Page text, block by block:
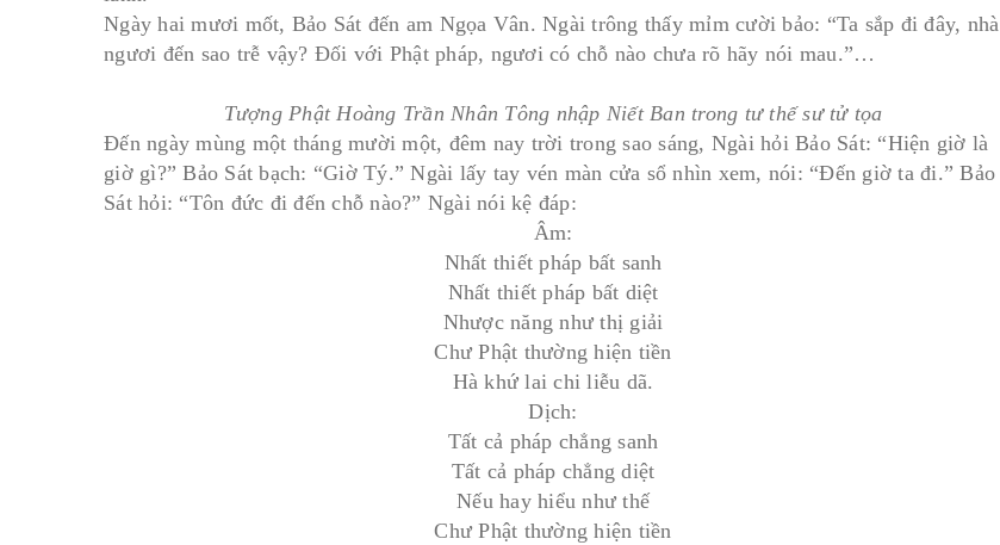
Ngày hai mươi mốt, Bảo Sát đến am Ngọa Vân. Ngài trông thấy mỉm cười bảo: “Ta sắp đi đây, nhà
ngươi đến sao trễ vậy? Ðối với Phật pháp, ngươi có chỗ nào chưa rõ hãy nói mau.”…
Tượng Phật Hoàng Trần Nhân Tông nhập Niết Ban trong tư thế sư tử tọa
Ðến ngày mùng một tháng mười một, đêm nay trời trong sao sáng, Ngài hỏi Bảo Sát: “Hiện giờ là
giờ gì?” Bảo Sát bạch: “Giờ Tý.” Ngài lấy tay vén màn cửa sổ nhìn xem, nói: “Ðến giờ ta đi.” Bảo
Sát hỏi: “Tôn đức đi đến chỗ nào?” Ngài nói kệ đáp:
Âm:
Nhất thiết pháp bất sanh
Nhất thiết pháp bất diệt
Nhược năng như thị giải
Chư Phật thường hiện tiền
Hà khứ lai chi liễu dã.
Dịch:
Tất cả pháp chẳng sanh
Tất cả pháp chẳng diệt
Nếu hay hiểu như thế
Chư Phật thường hiện tiền